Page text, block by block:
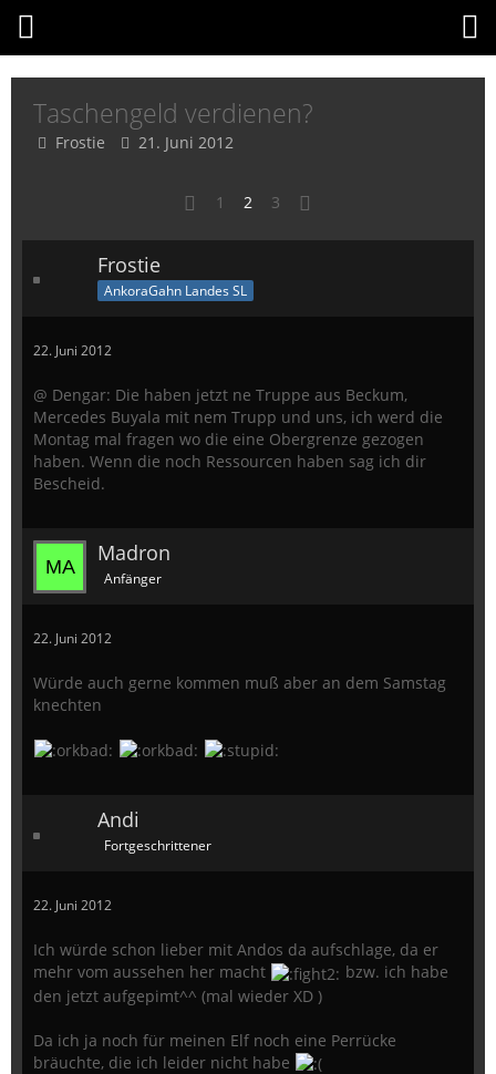
Taschengeld verdienen?
Frostie 21. Juni 2012
1 2 3
Frostie
AnkoraGahn Landes SL
22. Juni 2012
@ Dengar: Die haben jetzt ne Truppe aus Beckum,
Mercedes Buyala mit nem Trupp und uns, ich werd die
Montag mal fragen wo die eine Obergrenze gezogen
haben. Wenn die noch Ressourcen haben sag ich dir
Bescheid.
Madron
Anfänger
22. Juni 2012
Würde auch gerne kommen muß aber an dem Samstag
knechten
Andi
Fortgeschrittener
22. Juni 2012
Ich würde schon lieber mit Andos da aufschlage, da er
mehr vom aussehen her macht
bzw. ich habe
den jetzt aufgepimt^^ (mal wieder XD )
Da ich ja noch für meinen Elf noch eine Perrücke
bräuchte, die ich leider nicht habe